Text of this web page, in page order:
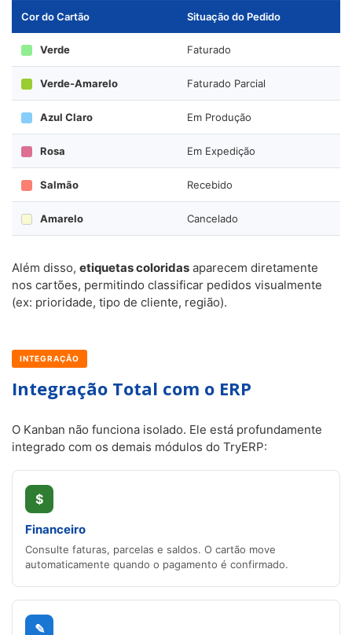
Cor do Cartão Situação do Pedido
Verde Faturado
Verde-Amarelo Faturado Parcial
Azul Claro Em Produção
Rosa Em Expedição
Salmão Recebido
Amarelo Cancelado
Além disso, etiquetas coloridas aparecem diretamente
nos cartões, permitindo classificar pedidos visualmente
(ex: prioridade, tipo de cliente, região).
INTEGRAÇÃO
Integração Total com o ERP
O Kanban não funciona isolado. Ele está profundamente
integrado com os demais módulos do TryERP:
$
Financeiro
Consulte faturas, parcelas e saldos. O cartão move
automaticamente quando o pagamento é confirmado.
✎